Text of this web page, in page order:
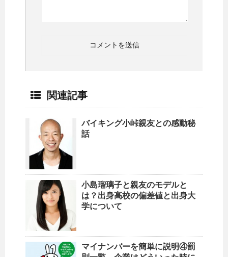
関連記事
バイキング小峠親友との感動秘
話
小島瑠璃子と親友のモデルと
は？出身高校の偏差値と出身大
学について
マイナンバーを簡単に説明④罰